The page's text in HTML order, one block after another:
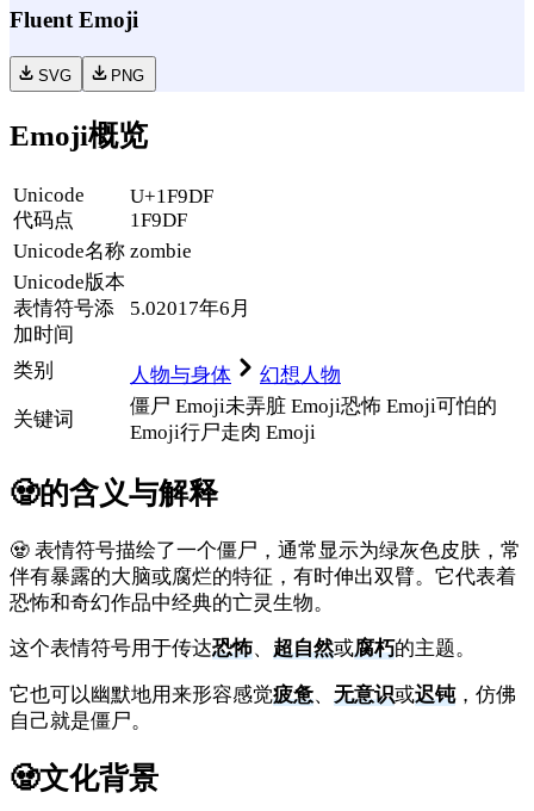
Fluent Emoji
SVG PNG
Emoji概览
Unicode
代码点
U+1F9DF
1F9DF
Unicode名称 zombie
Unicode版本
表情符号添
加时间
5.02017年6月
类别 人物与身体
幻想人物
关键词
僵尸 Emoji未弄脏 Emoji恐怖 Emoji可怕的
Emoji行尸走肉 Emoji
🧟的含义与解释
🧟 表情符号描绘了一个僵尸，通常显示为绿灰色皮肤，常
伴有暴露的大脑或腐烂的特征，有时伸出双臂。它代表着
恐怖和奇幻作品中经典的亡灵生物。
这个表情符号用于传达恐怖、 超自然或腐朽的主题。
它也可以幽默地用来形容感觉疲惫、 无意识或迟钝，仿佛
自己就是僵尸。
🧟文化背景